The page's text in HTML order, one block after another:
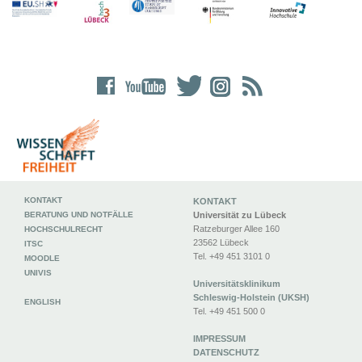
KONTAKT
Universität zu Lübeck
Ratzeburger Allee 160
23562 Lübeck
Tel. +49 451 3101 0
Universitätsklinikum
Schleswig-Holstein (UKSH)
Tel. +49 451 500 0
IMPRESSUM
DATENSCHUTZ
KONTAKT
BERATUNG UND NOTFÄLLE
HOCHSCHULRECHT
ITSC
MOODLE
UNIVIS
ENGLISH